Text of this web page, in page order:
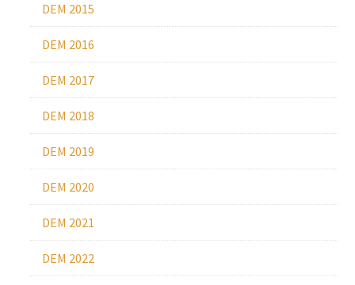
DEM 2015
DEM 2016
DEM 2017
DEM 2018
DEM 2019
DEM 2020
DEM 2021
DEM 2022